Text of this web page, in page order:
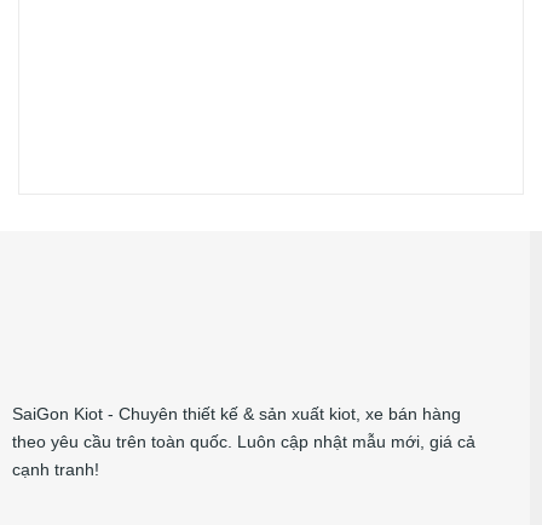
SaiGon Kiot - Chuyên thiết kế & sản xuất kiot, xe bán hàng
theo yêu cầu trên toàn quốc. Luôn cập nhật mẫu mới, giá cả
cạnh tranh!